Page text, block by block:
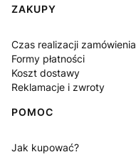
Linki w stopce
ZAKUPY
Czas realizacji zamówienia
Formy płatności
Koszt dostawy
Reklamacje i zwroty
POMOC
Jak kupować?